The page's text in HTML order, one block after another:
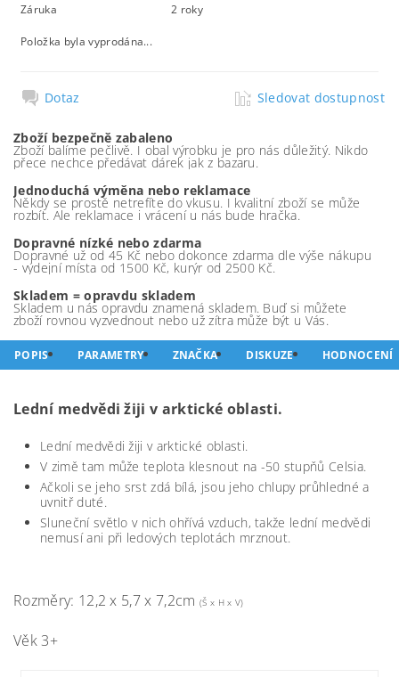
Záruka 2 roky
Položka byla vyprodána...
Dotaz Sledovat dostupnost
Zboží bezpečně zabaleno
Zboží balíme pečlivě. I obal výrobku je pro nás důležitý. Nikdo
přece nechce předávat dárek jak z bazaru.
Jednoduchá výměna nebo reklamace
Někdy se prostě netrefíte do vkusu. I kvalitní zboží se může
rozbít. Ale reklamace i vrácení u nás bude hračka.
Dopravné nízké nebo zdarma
Dopravné už od 45 Kč nebo dokonce zdarma dle výše nákupu
- výdejní místa od 1500 Kč, kurýr od 2500 Kč.
Skladem = opravdu skladem
Skladem u nás opravdu znamená skladem. Buď si můžete
zboží rovnou vyzvednout nebo už zítra může být u Vás.
POPIS PARAMETRY ZNAČKA DISKUZE HODNOCENÍ
Lední medvědi žiji v arktické oblasti.
Lední medvědi žiji v arktické oblasti.
V zimě tam může teplota klesnout na -50 stupňů Celsia.
Ačkoli se jeho srst zdá bílá, jsou jeho chlupy průhledné a
uvnitř duté.
Sluneční světlo v nich ohřívá vzduch, takže lední medvědi
nemusí ani při ledových teplotách mrznout.
Rozměry: 12,2 x 5,7 x 7,2cm (Š x H x V)
Věk 3+